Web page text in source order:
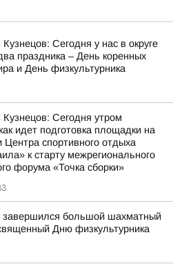
Сегодня у нас в округе
праздника – День коренных
и День физкультурника
Сегодня утром
идет подготовка площадки на
Центра спортивного отдыха
к старту межрегионального
форума «Точка сборки»
большой шахматный
Дню физкультурника